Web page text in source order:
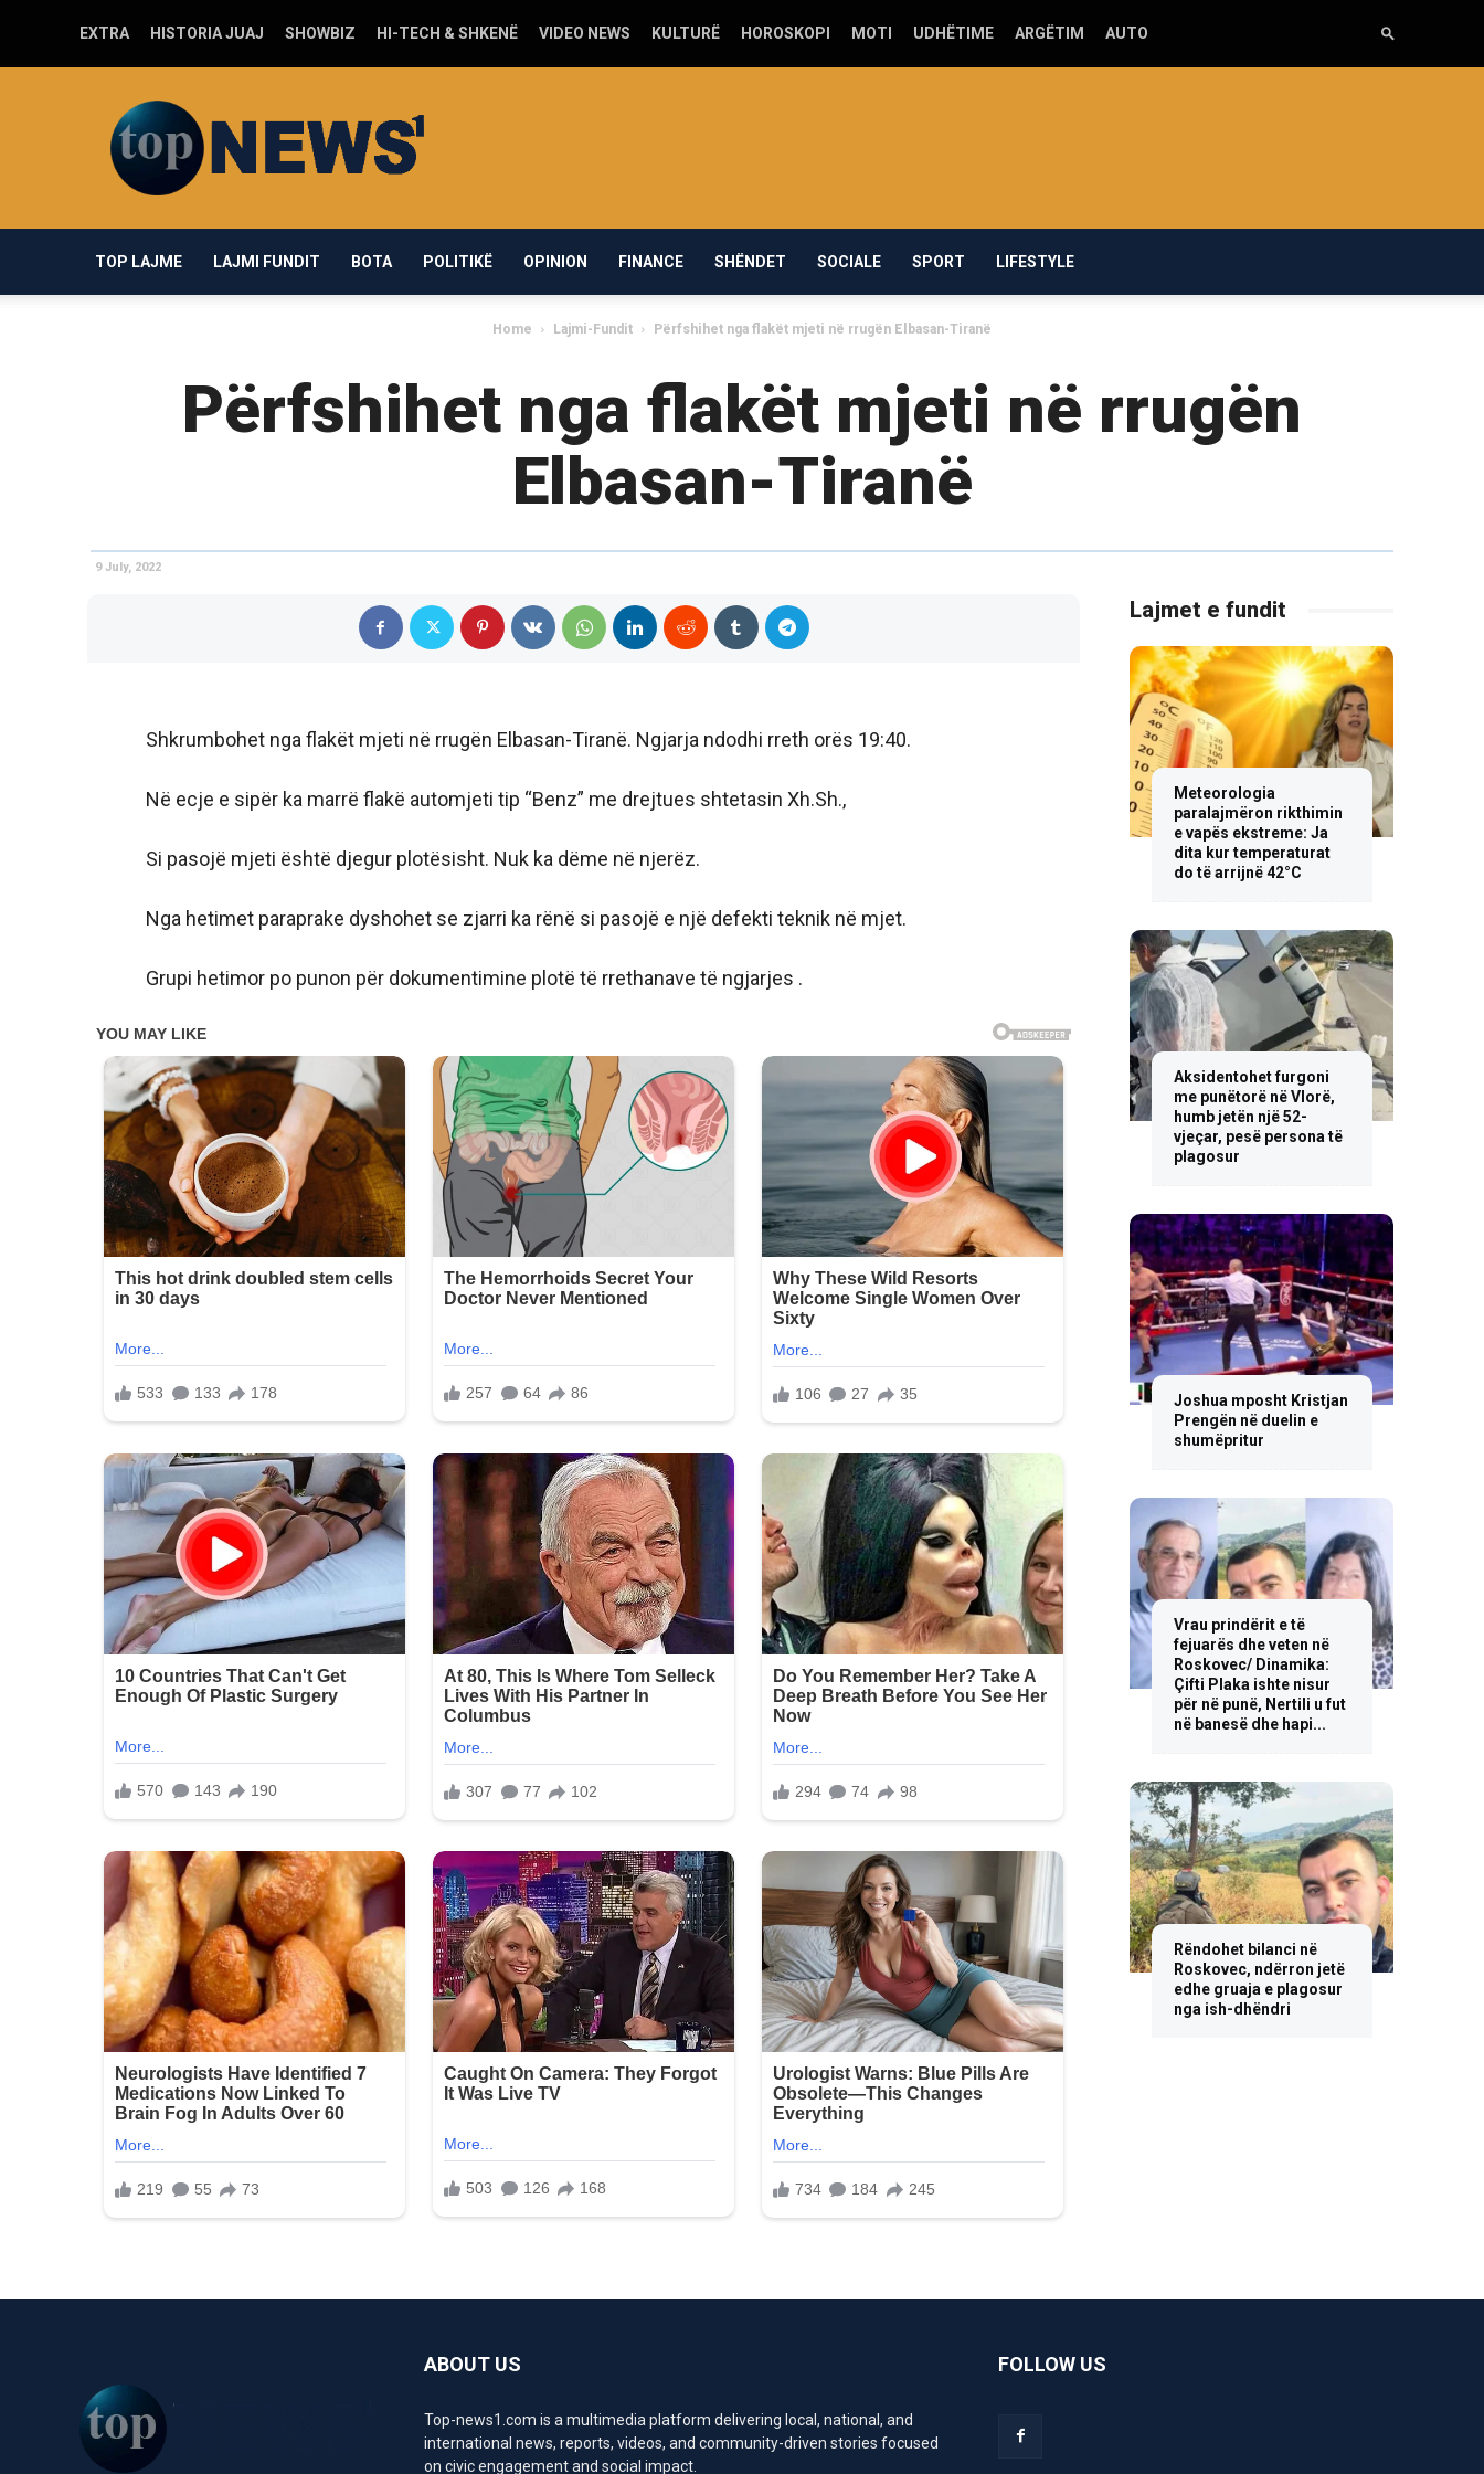
EXTRA HISTORIA JUAJ SHOWBIZ HI-TECH & SHKENË VIDEO NEWS KULTURË HOROSKOPI MOTI UDHËTIME ARGËTIM AUTO
news1.com
TOP LAJME LAJMI FUNDIT BOTA POLITIKË OPINION FINANCE SHËNDET SOCIALE SPORT LIFESTYLE
Home Lajmi-Fundit Përfshihet nga flakët mjeti në rrugën Elbasan-Tiranë
Përfshihet nga flakët mjeti në rrugën
Elbasan-Tiranë
9 July, 2022
Shkrumbohet nga flakët mjeti në rrugën Elbasan-Tiranë. Ngjarja ndodhi rreth orës 19:40.
Në ecje e sipër ka marrë flakë automjeti tip “Benz” me drejtues shtetasin Xh.Sh.,
Si pasojë mjeti është djegur plotësisht. Nuk ka dëme në njerëz.
Nga hetimet paraprake dyshohet se zjarri ka rënë si pasojë e një defekti teknik në mjet.
Grupi hetimor po punon për dokumentimine plotë të rrethanave të ngjarjes .
Lajmet e fundit
Meteorologia
paralajmëron rikthimin
e vapës ekstreme: Ja
dita kur temperaturat
do të arrijnë 42°C
Aksidentohet furgoni
me punëtorë në Vlorë,
humb jetën një 52-
vjeçar, pesë persona të
plagosur
Joshua mposht Kristjan
Prengën në duelin e
shumëpritur
Vrau prindërit e të
fejuarës dhe veten në
Roskovec/ Dinamika:
Çifti Plaka ishte nisur
për në punë, Nertili u fut
në banesë dhe hapi...
Rëndohet bilanci në
Roskovec, ndërron jetë
edhe gruaja e plagosur
nga ish-dhëndri
ABOUT US
Top-news1.com is a multimedia platform delivering local, national, and
international news, reports, videos, and community-driven stories focused
on civic engagement and social impact.
FOLLOW US